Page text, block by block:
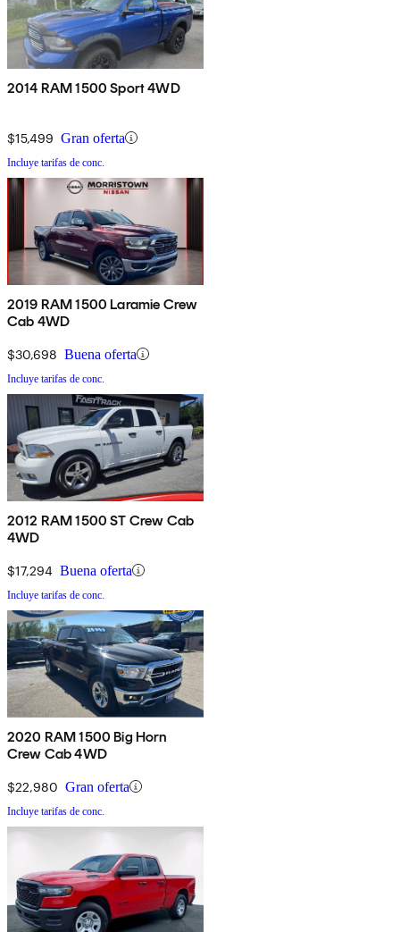
2014 RAM 1500 Sport 4WD
$15,499 Gran oferta
Incluye tarifas de conc.
2019 RAM 1500 Laramie Crew
Cab 4WD
$30,698 Buena oferta
Incluye tarifas de conc.
2012 RAM 1500 ST Crew Cab
4WD
$17,294 Buena oferta
Incluye tarifas de conc.
2020 RAM 1500 Big Horn
Crew Cab 4WD
$22,980 Gran oferta
Incluye tarifas de conc.